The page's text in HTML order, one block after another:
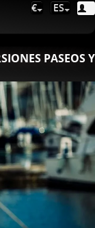
€ ES